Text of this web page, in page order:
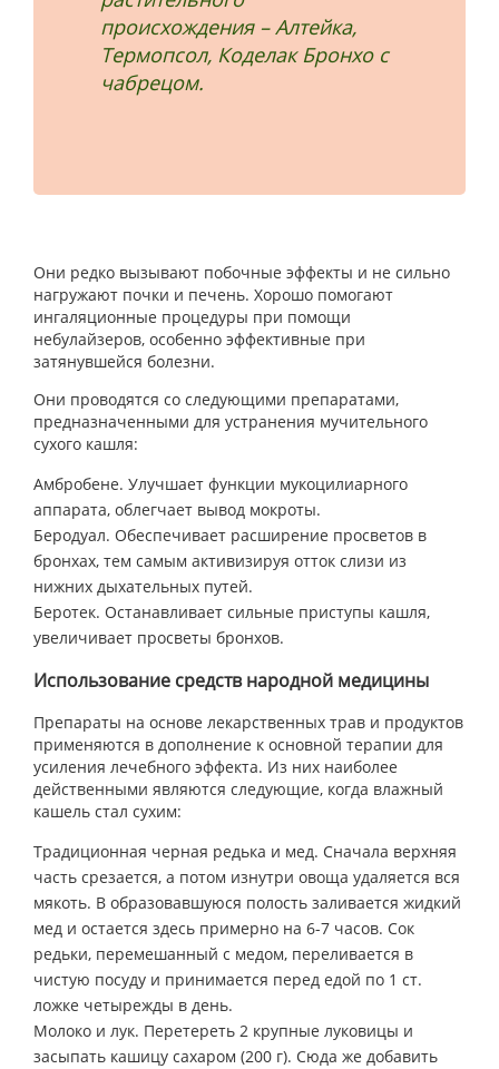
происхождения – Алтейка,
Термопсол, Коделак Бронхо с
чабрецом.
Они редко вызывают побочные эффекты и не сильно
нагружают почки и печень. Хорошо помогают
ингаляционные процедуры при помощи
небулайзеров, особенно эффективные при
затянувшейся болезни.
Они проводятся со следующими препаратами,
предназначенными для устранения мучительного
сухого кашля:
Амбробене. Улучшает функции мукоцилиарного
аппарата, облегчает вывод мокроты.
Беродуал. Обеспечивает расширение просветов в
бронхах, тем самым активизируя отток слизи из
нижних дыхательных путей.
Беротек. Останавливает сильные приступы кашля,
увеличивает просветы бронхов.
Использование средств народной медицины
Препараты на основе лекарственных трав и продуктов
применяются в дополнение к основной терапии для
усиления лечебного эффекта. Из них наиболее
действенными являются следующие, когда влажный
кашель стал сухим:
Традиционная черная редька и мед. Сначала верхняя
часть срезается, а потом изнутри овоща удаляется вся
мякоть. В образовавшуюся полость заливается жидкий
мед и остается здесь примерно на 6-7 часов. Сок
редьки, перемешанный с медом, переливается в
чистую посуду и принимается перед едой по 1 ст.
ложке четырежды в день.
Молоко и лук. Перетереть 2 крупные луковицы и
засыпать кашицу сахаром (200 г). Сюда же добавить